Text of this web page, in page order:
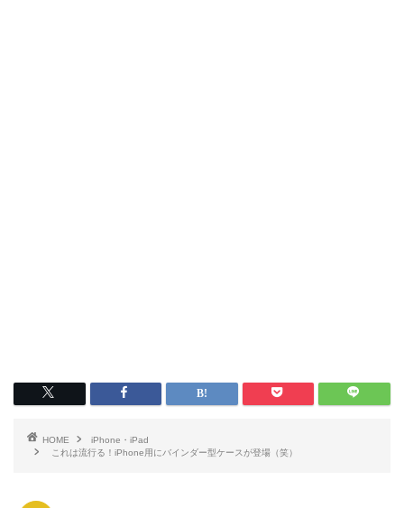
HOME
iPhone・iPad
これは流行る！iPhone用にバインダー型ケースが登場（笑）